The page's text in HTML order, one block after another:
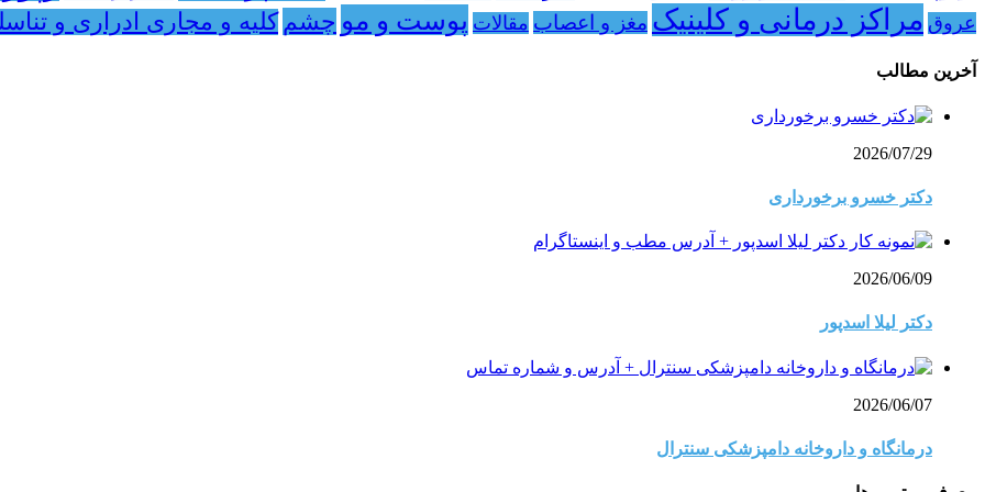
عروق مراکز درمانی و کلینیک مغز و اعصاب مقالات پوست و مو چشم کلیه و مجاری ادراری و
آخرین مطالب
2026/07/29
دکتر خسرو برخورداری
2026/06/09
دکتر لیلا اسدپور
2026/06/07
درمانگاه و داروخانه دامپزشکی سنترال